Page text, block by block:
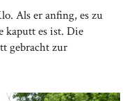
Als er anfing, es zu
kaputt es ist. Die
gebracht zur